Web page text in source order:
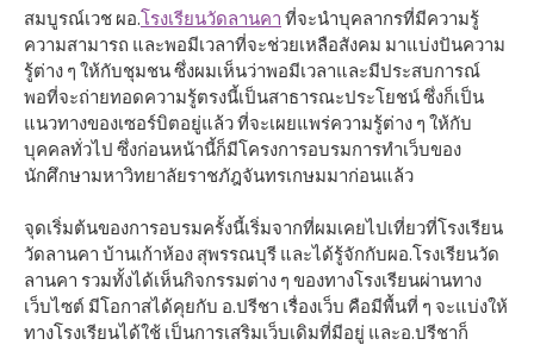
r
:
สมบูรณ์เวช ผอ.โรงเรียนวัดลานคา ที่จะนำบุคลากรที่มีความรู้
ความสามารถ และพอมีเวลาที่จะช่วยเหลือสังคม มาแบ่งปันความ
รู้ต่าง ๆ ให้กับชุมชน ซึ่งผมเห็นว่าพอมีเวลาและมีประสบการณ์
พอที่จะถ่ายทอดความรู้ตรงนี้เป็นสาธารณะประโยชน์ ซึ่งก็เป็น
แนวทางของเซอร์บิตอยู่แล้ว ที่จะเผยแพร่ความรู้ต่าง ๆ ให้กับ
บุคคลทั่วไป ซึ่งก่อนหน้านี้ก็มีโครงการอบรมการทำเว็บของ
นักศึกษามหาวิทยาลัยราชภัฎจันทรเกษมมาก่อนแล้ว
จุดเริ่มต้นของการอบรมครั้งนี้เริ่มจากที่ผมเคยไปเที่ยวที่โรงเรียน
วัดลานคา บ้านเก้าห้อง สุพรรณบุรี และได้รู้จักกับผอ.โรงเรียนวัด
ลานคา รวมทั้งได้เห็นกิจกรรมต่าง ๆ ของทางโรงเรียนผ่านทาง
เว็บไซต์ มีโอกาสได้คุยกับ อ.ปรีชา เรื่องเว็บ คือมีพื้นที่ ๆ จะแบ่งให้
ทางโรงเรียนได้ใช้ เป็นการเสริมเว็บเดิมที่มีอยู่ และอ.ปรีชาก็